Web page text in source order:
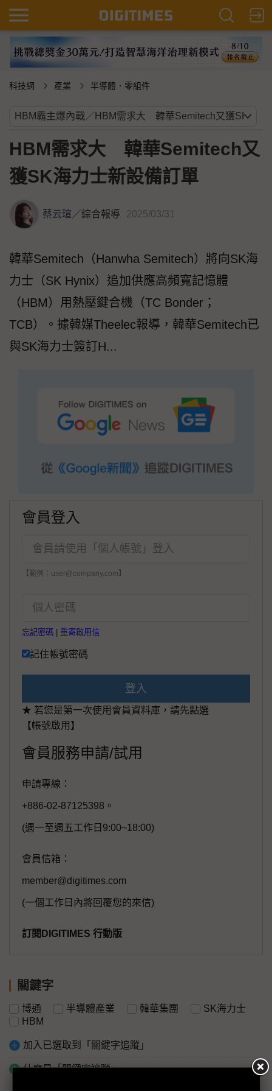
科技網 產業 半導體．零組件
HBM需求大 韓華Semitech又
獲SK海力士新設備訂單
蔡云瑄／綜合報導 2025/03/31
韓華Semitech（Hanwha Semitech）將向SK海
力士（SK Hynix）追加供應高頻寬記憶體
（HBM）用熱壓鍵合機（TC Bonder；
TCB）。據韓媒Theelec報導，韓華Semitech已
與SK海力士簽訂H...
會員登入
【範例：user@company.com】
忘記密碼 重寄啟用信
記住帳號密碼
登入
★ 若您是第一次使用會員資料庫，請先點選
【帳號啟用】
會員服務申請/試用
申請專線：
+886-02-87125398。
(週一至週五工作日9:00~18:00)
會員信箱：
member@digitimes.com
(一個工作日內將回覆您的來信)
訂閱DIGITIMES 行動版
關鍵字
博通 半導體產業 韓華集團
SK海力士
HBM
加入已選取到「關鍵字追蹤」
什麼是「關鍵字追蹤」